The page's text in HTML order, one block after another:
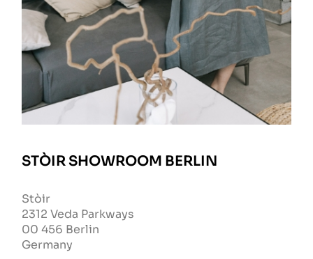
STÒIR SHOWROOM BERLIN
Stòir
2312 Veda Parkways
00 456 Berlin
Germany